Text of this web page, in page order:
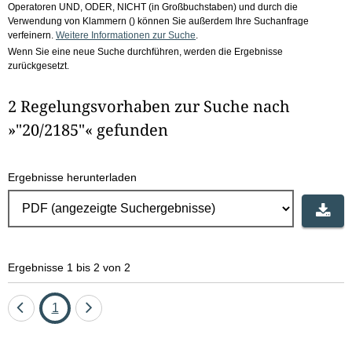
Operatoren UND, ODER, NICHT (in Großbuchstaben) und durch die
Verwendung von Klammern () können Sie außerdem Ihre Suchanfrage
verfeinern. Weitere Informationen zur Suche
Wenn Sie eine neue Suche durchführen, werden die Ergebnisse
zurückgesetzt.
2 Regelungsvorhaben zur Suche nach
»"20/2185"« gefunden
Ergebnisse herunterladen
Ergebnisse 1 bis 2 von 2
EineSeite
1
Eine